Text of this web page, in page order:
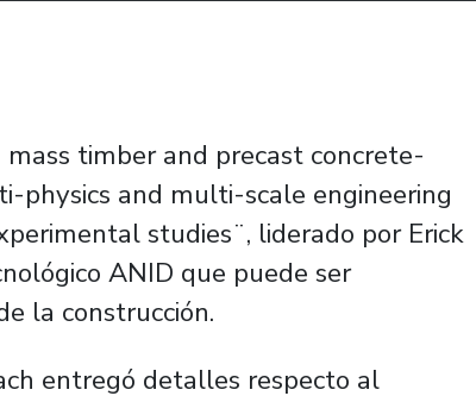
timber and precast concrete-
physics and multi-scale engineering
studies¨, liderado por Erick
ANID que puede ser
la construcción.
entregó detalles respecto al